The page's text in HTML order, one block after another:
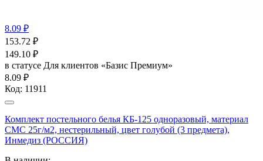
8.09 ₽
153.72 ₽
149.10 ₽
в статусе Для клиентов «Базис Премиум»
8.09 ₽
Код: 11911
Комплект постельного белья КБ-125 одноразовый, материал
СМС 25г/м2, нестерильный, цвет голубой (3 предмета),
Инмедиз (РОССИЯ)